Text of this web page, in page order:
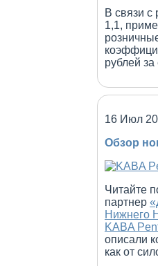
В связи
1,1,
рублей
16 Июл
Обзор
Читайте
партнер
Нижнего
KABA
описали
как от